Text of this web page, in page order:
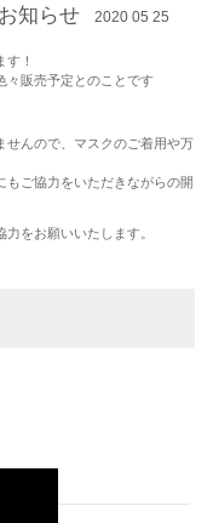
知らせ 2020 05 25
！
々販売予定とのことです
せんので、マスクのご着用や万
もご協力をいただきながらの開
をお願いいたします。